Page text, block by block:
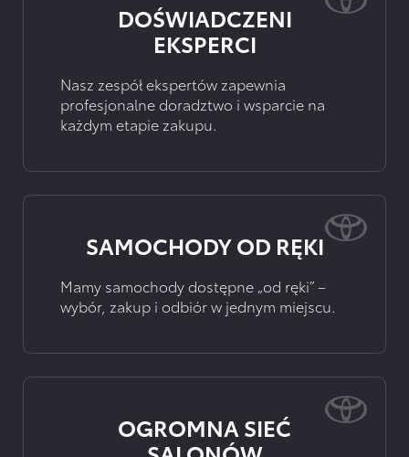
DOŚWIADCZENI
EKSPERCI
Nasz zespół ekspertów zapewnia
profesjonalne doradztwo i wsparcie na
każdym etapie zakupu.
SAMOCHODY OD RĘKI
Mamy samochody dostępne „od ręki” –
wybór, zakup i odbiór w jednym miejscu.
OGROMNA SIEĆ